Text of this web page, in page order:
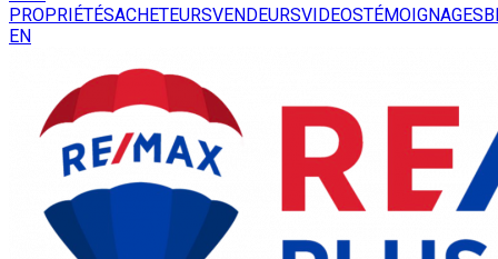
PROPRIÉTÉSACHETEURSVENDEURSVIDEOSTÉMOIGNAGES
EN